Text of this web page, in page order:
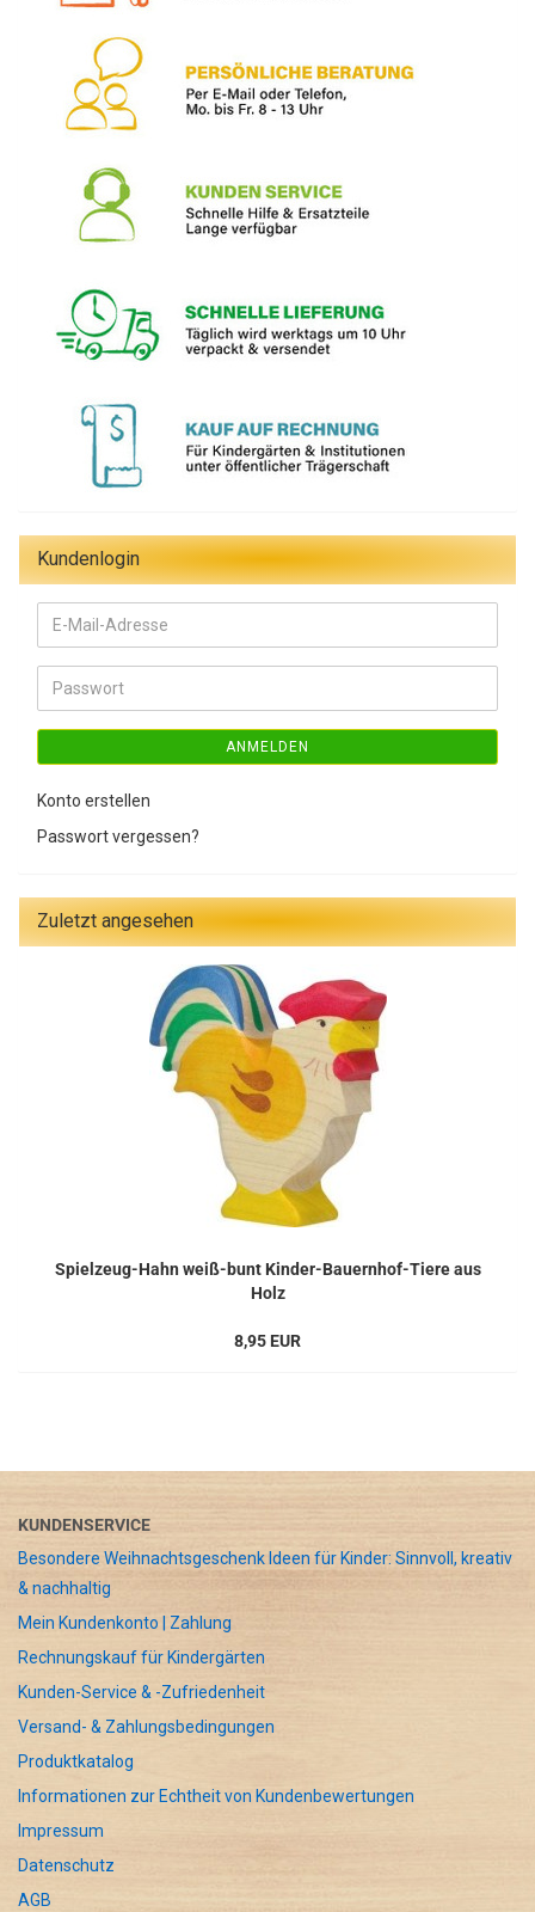
Kundenlogin
E-
Mail-
Adresse
Passwort
ANMELDEN
Konto erstellen
Passwort vergessen?
Zuletzt angesehen
Spielzeug-Hahn weiß-bunt Kinder-Bauernhof-Tiere aus
Holz
8,95 EUR
KUNDENSERVICE
Besondere Weihnachtsgeschenk Ideen für Kinder: Sinnvoll, kreativ
& nachhaltig
Mein Kundenkonto | Zahlung
Rechnungskauf für Kindergärten
Kunden-Service & -Zufriedenheit
Versand- & Zahlungsbedingungen
Produktkatalog
Informationen zur Echtheit von Kundenbewertungen
Impressum
Datenschutz
AGB